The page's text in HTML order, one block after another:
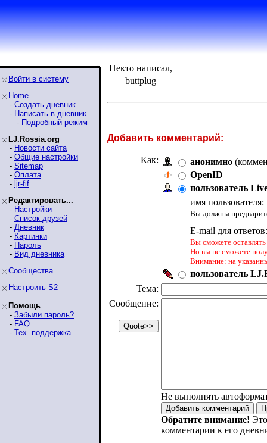
Войти в систему
Home
- Создать дневник
- Написать в дневник
- Подробный режим
LJ.Rossia.org
- Новости сайта
- Общие настройки
- Sitemap
- Оплата
- ljr-fif
Редактировать...
- Настройки
- Список друзей
- Дневник
- Картинки
- Пароль
- Вид дневника
Сообщества
Настроить S2
Помощь
- Забыли пароль?
- FAQ
- Тех. поддержка
Некто написал,
buttplug
Добавить комментарий:
Как: анонимно
OpenID
пользователь
имя пользователя:
Вы должны
E-mail для
Вы сможете
Но вы не сможете
Внимание: на
пользователь
Тема:
Сообщение:
Не выполнять
Обратите внимание!
комментарии к его